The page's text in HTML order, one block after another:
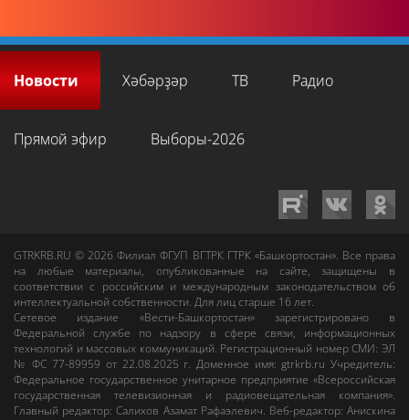
Новости Хәбәрҙәр ТВ Радио
Прямой эфир Выборы-2026
GTRKRB.RU © 2026Филиал ФГУП ВГТРК ГТРК «Башкортостан». Все права
на любые материалы, опубликованные на сайте, защищены в
соответствии с российским и международным законодательством об
интеллектуальной собственности. Для лиц старше 16 лет.
Сетевое издание «Вести-Башкортостан»зарегистрировано в
Федеральной службе по надзору в сфере связи, информационных
технологий и массовых коммуникаций. Регистрационный номер СМИ: ЭЛ
№ ФС 77-89959 от 22.08.2025 г. Доменное имя:gtrkrb.ru Учредитель:
Федеральное государственное унитарное предприятие «Всероссийская
государственная телевизионная и радиовещательная компания».
Главный редактор:Салихов Азамат Рафаэлевич. Веб-редактор:Анискина